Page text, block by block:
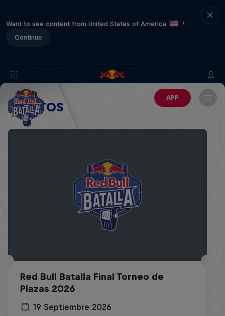
Want to see content from United States of America
?
Continue
APP
EVENTOS
Red Bull Batalla Final Torneo de
Plazas 2026
19 Septiembre 2026